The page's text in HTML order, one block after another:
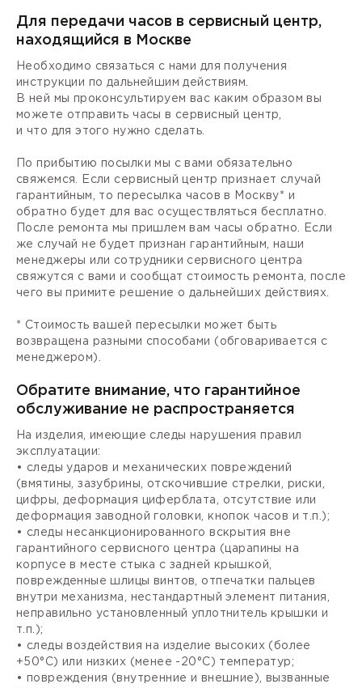
Для передачи часов в сервисный центр,
находящийся в Москве
Необходимо связаться с нами для получения
инструкции по дальнейшим действиям.
В ней мы проконсультируем вас каким образом вы
можете отправить часы в сервисный центр,
и что для этого нужно сделать.
По прибытию посылки мы с вами обязательно
свяжемся. Если сервисный центр признает случай
гарантийным, то пересылка часов в Москву* и
обратно будет для вас осуществляться бесплатно.
После ремонта мы пришлем вам часы обратно. Если
же случай не будет признан гарантийным, наши
менеджеры или сотрудники сервисного центра
свяжутся с вами и сообщат стоимость ремонта, после
чего вы примите решение о дальнейших действиях.
* Стоимость вашей пересылки может быть
возвращена разными способами (обговаривается с
менеджером).
Обратите внимание, что гарантийное
обслуживание не распространяется
На изделия, имеющие следы нарушения правил
эксплуатации:
• следы ударов и механических повреждений
(вмятины, зазубрины, отскочившие стрелки, риски,
цифры, деформация циферблата, отсутствие или
деформация заводной головки, кнопок часов и т.п.);
• следы несанкционированного вскрытия вне
гарантийного сервисного центра (царапины на
корпусе в месте стыка с задней крышкой,
поврежденные шлицы винтов, отпечатки пальцев
внутри механизма, нестандартный элемент питания,
неправильно установленный уплотнитель крышки и
т.п.);
• следы воздействия на изделие высоких (более
+50°С) или низких (менее -20°С) температур;
• повреждения (внутренние и внешние), вызванные